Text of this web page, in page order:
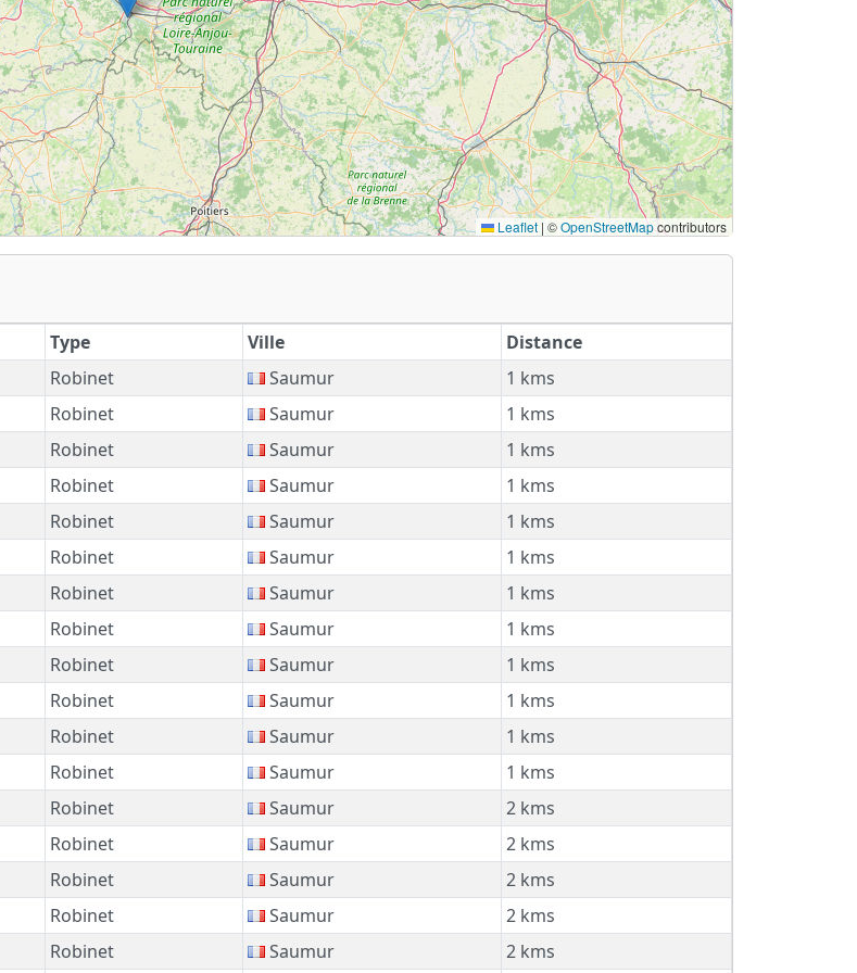
Leaflet | ©OpenStreetMapcontributors
Type Ville
Distance
Robinet Saumur
1 kms
Robinet Saumur
1 kms
Robinet Saumur
1 kms
Robinet Saumur
1 kms
Robinet Saumur
1 kms
Robinet Saumur
1 kms
Robinet Saumur
1 kms
Robinet Saumur
1 kms
Robinet Saumur
1 kms
Robinet Saumur
1 kms
Robinet Saumur
1 kms
Robinet Saumur
1 kms
Robinet Saumur
2 kms
Robinet Saumur
2 kms
Robinet Saumur
2 kms
Robinet Saumur
2 kms
Robinet Saumur
2 kms